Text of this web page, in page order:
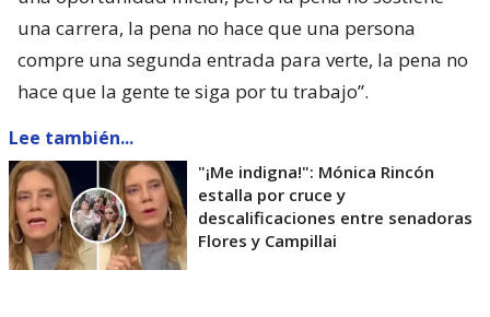
una carrera, la pena no hace que una persona
compre una segunda entrada para verte, la pena no
hace que la gente te siga por tu trabajo”.
Lee también...
"¡Me indigna!": Mónica Rincón
estalla por cruce y
descalificaciones entre senadoras
Flores y Campillai